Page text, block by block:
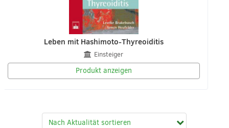
Leben mit Hashimoto-Thyreoiditis
Einsteiger
Produkt anzeigen